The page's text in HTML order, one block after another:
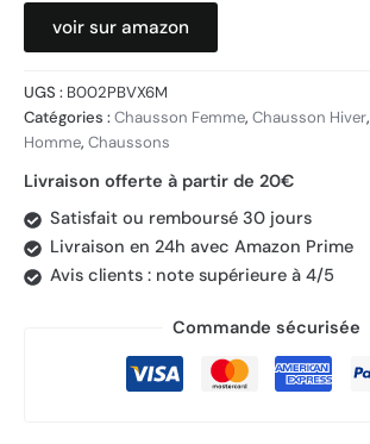
voir sur amazon
UGS : B002PBVX6M
Catégories :Chausson Femme, Chausson Hiver,
Homme, Chaussons
Livraison offerte à partir de 20€
Satisfait ou remboursé 30 jours
Livraison en 24h avec Amazon Prime
Avis clients : note supérieure à 4/5
Commande sécurisée